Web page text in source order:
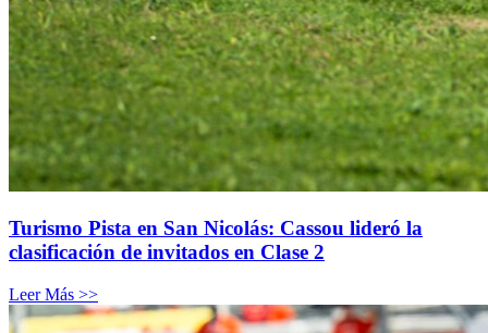
Turismo Pista en San Nicolás: Cassou lideró la
clasificación de invitados en Clase 2
Leer Más >>